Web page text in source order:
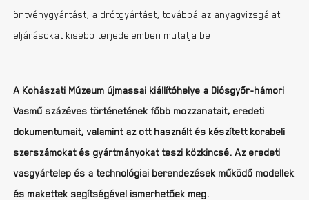
öntvénygyártást, a drótgyártást, továbbá az anyagvizsgálati
eljárásokat kisebb terjedelemben mutatja be.
A Kohászati Múzeum újmassai kiállítóhelye a Diósgyőr-hámori
Vasmű százéves történetének főbb mozzanatait, eredeti
dokumentumait, valamint az ott használt és készített korabeli
szerszámokat és gyártmányokat teszi közkincsé. Az eredeti
vasgyártelep és a technológiai berendezések működő modellek
és makettek segítségével ismerhetőek meg.